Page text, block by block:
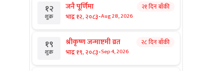
१२
शुक्र
जनै पूर्णिमा
भाद्र १२, २०८३-Aug 28, 2026
२१ दिन बाँकी
१९
शुक्र
श्रीकृष्ण जन्माष्टमी व्रत
भाद्र १९, २०८३-Sep 4, 2026
२८ दिन बाँकी